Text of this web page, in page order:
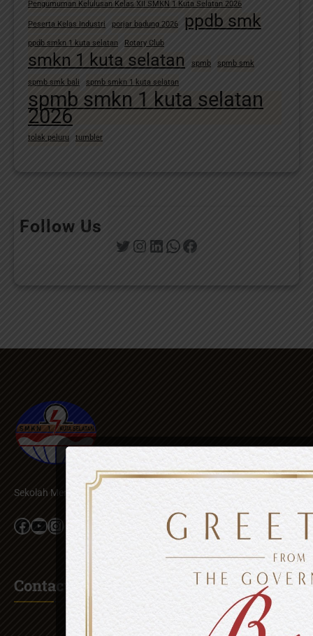
Pengumuman Kelulusan Kelas XII SMKN 1 Kuta Selatan 2026
Peserta Kelas Industri porjar badung 2026 ppdb smk
ppdb smkn 1 kuta selatan Rotary Club
smkn 1 kuta selatan spmb spmb smk
spmb smk bali spmb smkn 1 kuta selatan
spmb smkn 1 kuta selatan
2026
tolak peluru tumbler
Follow Us
Twitter Instagram LinkedIn WhatsApp Facebook
Sekolah Menengah Kejuruan Provinsi Bali, Kabupaten Badung
Facebook YouTube Instagram
Contact Us